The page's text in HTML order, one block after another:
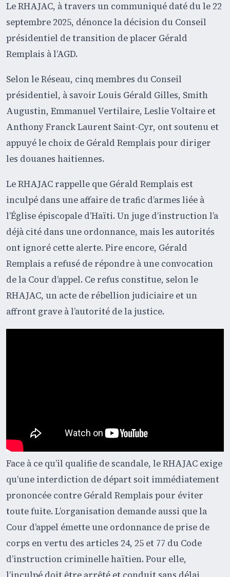
Le RHAJAC, à travers un communiqué daté du le 22
septembre 2025, dénonce la décision du Conseil
présidentiel de transition de placer Gérald
Remplais à l’AGD.
Selon le Réseau, cinq membres du Conseil
présidentiel, à savoir Louis Gérald Gilles, Smith
Augustin, Emmanuel Vertilaire, Leslie Voltaire et
Anthony Franck Laurent Saint-Cyr, ont soutenu et
appuyé le choix de Gérald Remplais pour diriger
les douanes haitiennes.
Le RHAJAC rappelle que Gérald Remplais est
inculpé dans une affaire de trafic d’armes liée à
l’Église épiscopale d’Haïti. Un juge d’instruction l’a
déjà cité dans une ordonnance, mais les autorités
ont ignoré cette alerte. Pire encore, Gérald
Remplais a refusé de répondre à une convocation
de la Cour d’appel. Ce refus constitue, selon le
RHAJAC, un acte de rébellion judiciaire et un
affront grave à l’autorité de la justice.
Face à ce qu’il qualifie de scandale, le RHAJAC exige
qu’une interdiction de départ soit immédiatement
prononcée contre Gérald Remplais pour éviter
toute fuite. L’organisation demande aussi que la
Cour d’appel émette une ordonnance de prise de
corps en vertu des articles 24, 25 et 77 du Code
d’instruction criminelle haïtien. Pour elle,